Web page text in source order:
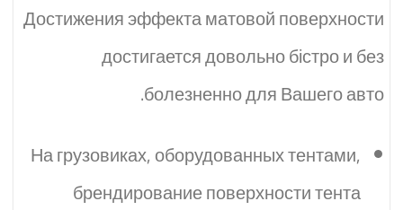
Достижения эффекта матовой поверхности
достигается довольно бістро и без
болезненно для Вашего авто.
На грузовиках, оборудованных тентами,
брендирование поверхности тента